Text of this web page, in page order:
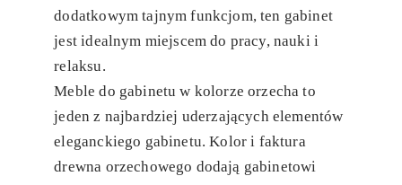
dodatkowym tajnym funkcjom, ten gabinet
jest idealnym miejscem do pracy, nauki i
relaksu.
Meble do gabinetu w kolorze orzecha to
jeden z najbardziej uderzających elementów
eleganckiego gabinetu. Kolor i faktura
drewna orzechowego dodają gabinetowi